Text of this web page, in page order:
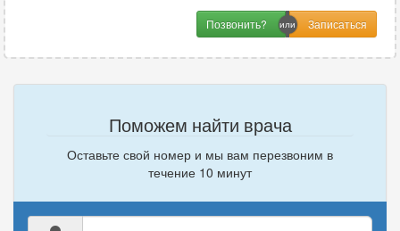
Позвонить?
Поможем найти врача
Оставьте свой номер и мы вам перезвоним в
течение 10 минут